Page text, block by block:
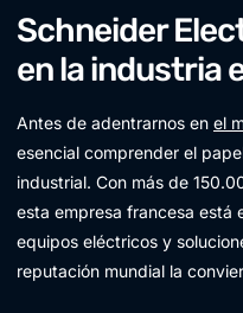
Schneider
en la industria
Antes de adentrarnos en el
esencial comprender el
industrial. Con más de
esta empresa francesa está
equipos eléctricos y
reputación mundial la